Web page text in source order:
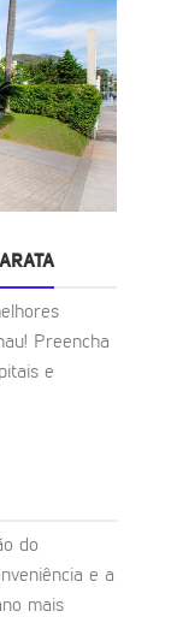
Preencha
e
do
e a
mais